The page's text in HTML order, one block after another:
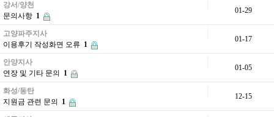
강서/양천
문의사항 1
01-29
고양파주지사
이용후기 작성화면 오류 1
01-17
안양지사
연장 및 기타 문의
1
01-05
화성/동탄
지원금 관련 문의
1
12-15